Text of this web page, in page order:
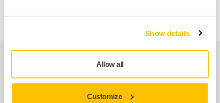
Show details
Allow all
Customize
Plato 77mm 1/4" Grip Medio